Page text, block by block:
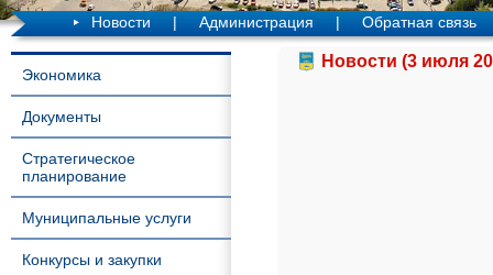
Новости | Администрация | Обратная связь
Экономика
Документы
Стратегическое
планирование
Муниципальные услуги
Конкурсы и закупки
Новости (3 июля